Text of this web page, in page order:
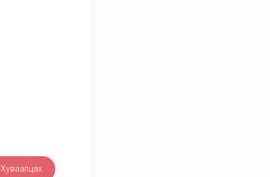
Хуваалцах